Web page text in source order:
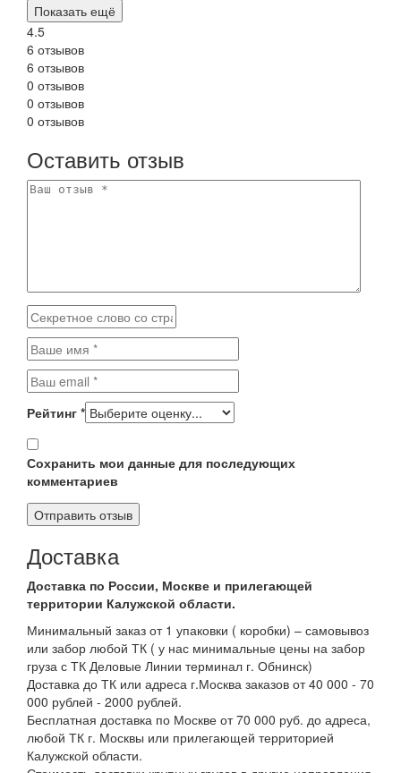
Показать ещё
4.5
6 отзывов
6 отзывов
0 отзывов
0 отзывов
0 отзывов
Оставить отзыв
Рейтинг *
Сохранить мои данные для последующих
комментариев
Доставка
Доставка по России, Москве и прилегающей
территории Калужской области.
Минимальный заказ от 1 упаковки ( коробки) – самовывоз
или забор любой ТК ( у нас минимальные цены на забор
груза с ТК Деловые Линии терминал г. Обнинск)
Доставка до ТК или адреса г.Москва заказов от 40 000 - 70
000 рублей - 2000 рублей.
Бесплатная доставка по Москве от 70 000 руб. до адреса,
любой ТК г. Москвы или прилегающей территорией
Калужской области.